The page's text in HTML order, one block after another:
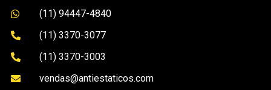
 (11) 94447-4840
 (11) 3370-3077
 (11) 3370-3003
 vendas@antiestaticos.com